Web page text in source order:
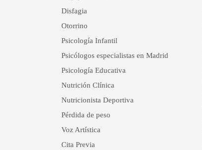
Disfagia
Otorrino
Psicología Infantil
Psicólogos especialistas en Madrid
Psicología Educativa
Nutrición Clínica
Nutricionista Deportiva
Pérdida de peso
Voz Artística
Cita Previa